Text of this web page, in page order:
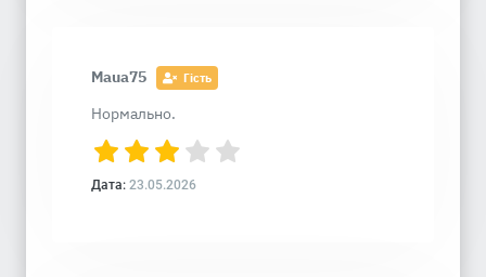
Maua75 Гість
Нормально.
Дата: 23.05.2026